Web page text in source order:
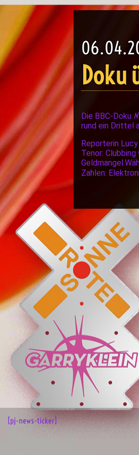
Doku
Die BBC-Doku
rund ein Drittel
Reporterin
Tenor:
Zahlen:
[pj-news-ticker]